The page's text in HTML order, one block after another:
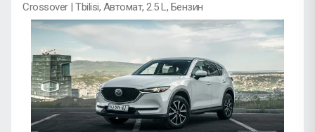
Crossover | Tbilisi, Автомат, 2.5 L, Бензин